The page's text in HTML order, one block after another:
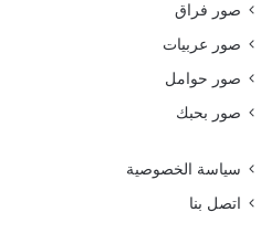
صور فراق
صور عربيات
صور حوامل
صور بحبك
سياسة الخصوصية
اتصل بنا